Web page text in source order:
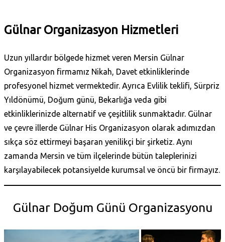
Gülnar Organizasyon Hizmetleri
Uzun yıllardır bölgede hizmet veren Mersin Gülnar
Organizasyon firmamız Nikah, Davet etkinliklerinde
profesyonel hizmet vermektedir. Ayrıca Evlilik teklifi, Sürpriz
Yıldönümü, Doğum günü, Bekarlığa veda gibi
etkinliklerinizde alternatif ve çeşitlilik sunmaktadır. Gülnar
ve çevre illerde Gülnar His Organizasyon olarak adımızdan
sıkça söz ettirmeyi başaran yenilikçi bir şirketiz. Aynı
zamanda Mersin ve tüm ilçelerinde bütün taleplerinizi
karşılayabilecek potansiyelde kurumsal ve öncü bir firmayız.
Gülnar Doğum Günü Organizasyonu